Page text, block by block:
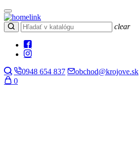
clear
0948 654 837 obchod@krojove.sk
0